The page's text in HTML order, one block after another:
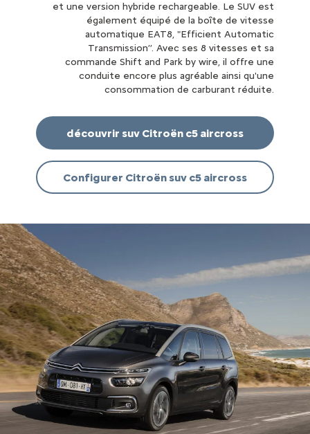
et une version hybride rechargeable. Le SUV est
également équipé de la boîte de vitesse
automatique EAT8, "Efficient Automatic
Transmission’’. Avec ses 8 vitesses et sa
commande Shift and Park by wire, il offre une
conduite encore plus agréable ainsi qu'une
consommation de carburant réduite.
découvrir suv Citroën c5 aircross
Configurer Citroën suv c5 aircross